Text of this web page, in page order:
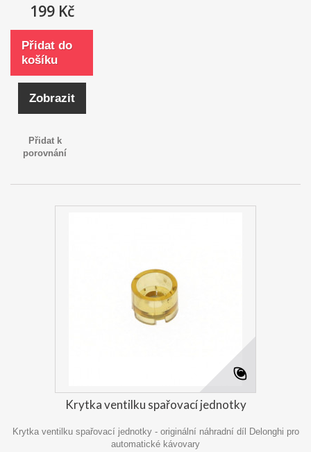
199 Kč
Přidat do
košíku
Zobrazit
Přidat k
porovnání
Krytka ventilku spařovací jednotky
Krytka ventilku spařovací jednotky - originální náhradní díl Delonghi pro
automatické kávovary